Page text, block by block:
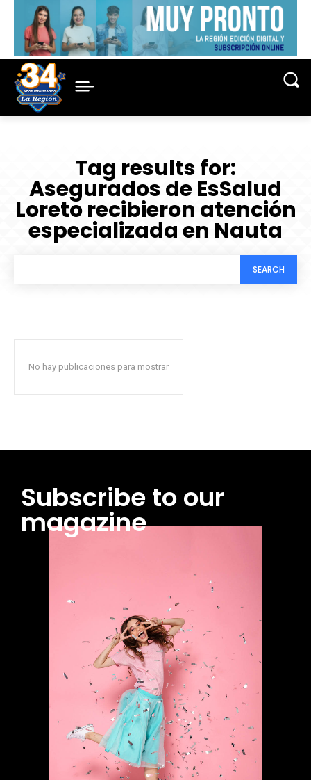
Tag results for:
Asegurados de EsSalud
Loreto recibieron atención
especializada en Nauta
SEARCH
No hay publicaciones para mostrar
Subscribe to our
magazine